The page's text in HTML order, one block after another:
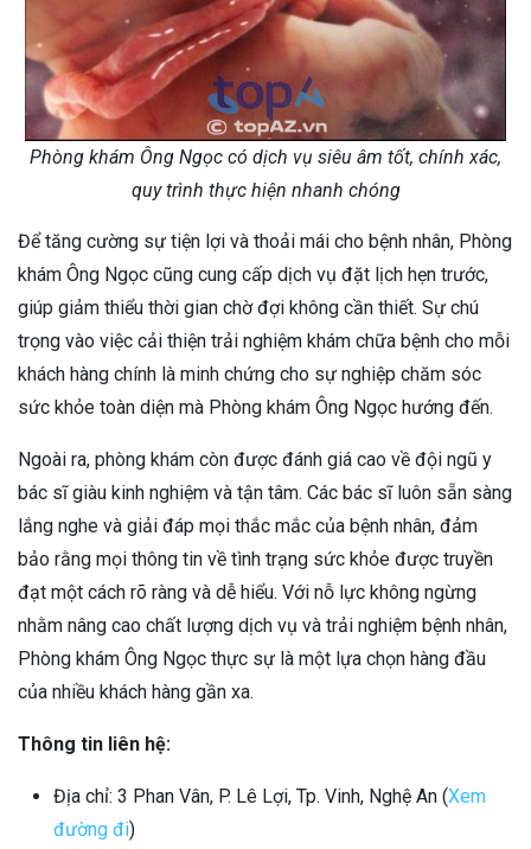
Phòng khám Ông Ngọc có dịch vụ siêu âm tốt, chính xác,
quy trình thực hiện nhanh chóng
Để tăng cường sự tiện lợi và thoải mái cho bệnh nhân, Phòng
khám Ông Ngọc cũng cung cấp dịch vụ đặt lịch hẹn trước,
giúp giảm thiểu thời gian chờ đợi không cần thiết. Sự chú
trọng vào việc cải thiện trải nghiệm khám chữa bệnh cho mỗi
khách hàng chính là minh chứng cho sự nghiệp chăm sóc
sức khỏe toàn diện mà Phòng khám Ông Ngọc hướng đến.
Ngoài ra, phòng khám còn được đánh giá cao về đội ngũ y
bác sĩ giàu kinh nghiệm và tận tâm. Các bác sĩ luôn sẵn sàng
lắng nghe và giải đáp mọi thắc mắc của bệnh nhân, đảm
bảo rằng mọi thông tin về tình trạng sức khỏe được truyền
đạt một cách rõ ràng và dễ hiểu. Với nỗ lực không ngừng
nhằm nâng cao chất lượng dịch vụ và trải nghiệm bệnh nhân,
Phòng khám Ông Ngọc thực sự là một lựa chọn hàng đầu
của nhiều khách hàng gần xa.
Thông tin liên hệ:
Địa chỉ: 3 Phan Vân, P. Lê Lợi, Tp. Vinh, Nghệ An (Xem
đường đi)